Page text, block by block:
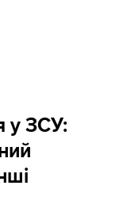
філософія
Віктор
пряма мова.
у ЗСУ: